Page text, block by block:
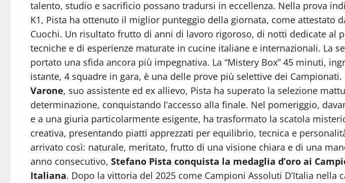
talento, studio e sacrificio possano tradursi in eccellenza. Nella prova
K1, Pista ha ottenuto il miglior punteggio della giornata, come attestato
Cuochi. Un risultato frutto di anni di lavoro rigoroso, di notti dedicate al
tecniche e di esperienze maturate in cucine italiane e internazionali. La
portato una sfida ancora più impegnativa. La “Mistery Box” 45 minuti,
istante, 4 squadre in gara, è una delle prove più selettive dei
Varone, suo assistente ed ex allievo, Pista ha superato la selezione
determinazione, conquistando l’accesso alla finale. Nel pomeriggio,
e a una giuria particolarmente esigente, ha trasformato la scatola
creativa, presentando piatti apprezzati per equilibrio, tecnica e
arrivato così: naturale, meritato, frutto di una visione chiara e di una
anno consecutivo, Stefano Pista conquista la medaglia d’oro ai
Italiana. Dopo la vittoria del 2025 come Campioni Assoluti D’Italia nella